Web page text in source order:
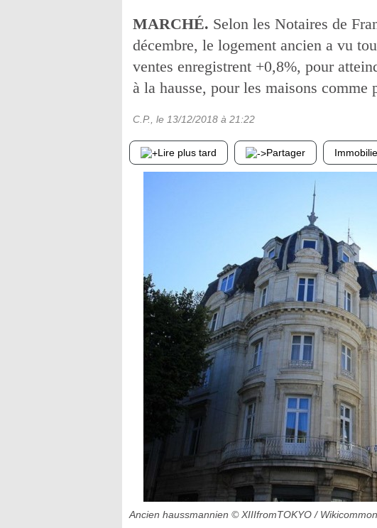
MARCHÉ. Selon les Notaires de
décembre, le logement ancien a vu
ventes enregistrent +0,8%, pour
à la hausse, pour les maisons comme
C.P. , le 13/12/2018 à 21:22
Lire plus tard Partager
Ancien haussmannien © XIIIfromTOKYO /